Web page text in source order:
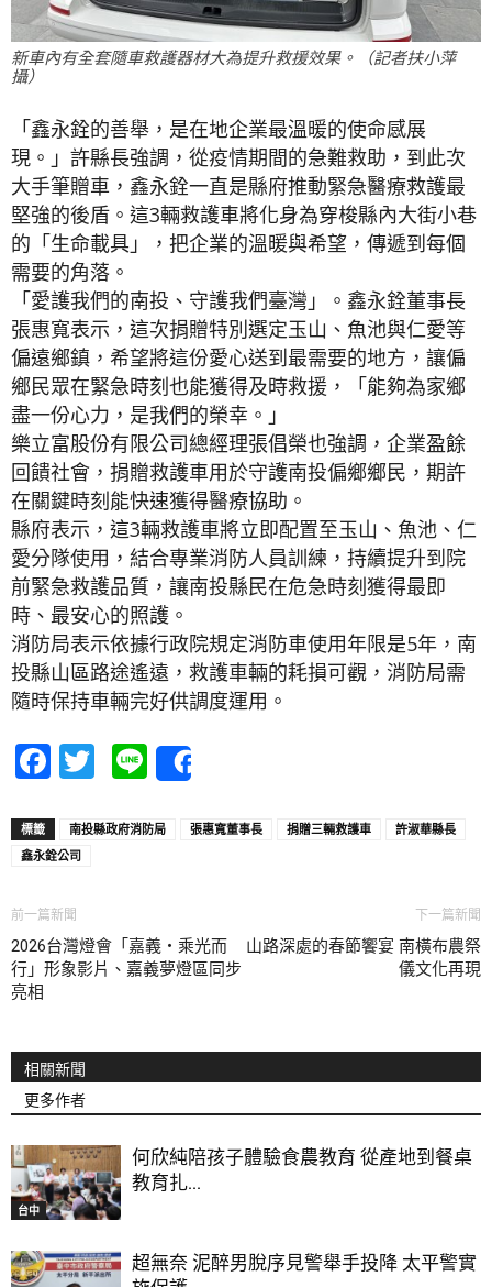
新車內有全套隨車救護器材大為提升救援效果。（記者扶小萍
攝）
「鑫永銓的善舉，是在地企業最溫暖的使命感展
現。」許縣長強調，從疫情期間的急難救助，到此次
大手筆贈車，鑫永銓一直是縣府推動緊急醫療救護最
堅強的後盾。這3輛救護車將化身為穿梭縣內大街小巷
的「生命載具」，把企業的溫暖與希望，傳遞到每個
需要的角落。
「愛護我們的南投、守護我們臺灣」。鑫永銓董事長
張惠寬表示，這次捐贈特別選定玉山、魚池與仁愛等
偏遠鄉鎮，希望將這份愛心送到最需要的地方，讓偏
鄉民眾在緊急時刻也能獲得及時救援，「能夠為家鄉
盡一份心力，是我們的榮幸。」
樂立富股份有限公司總經理張倡榮也強調，企業盈餘
回饋社會，捐贈救護車用於守護南投偏鄉鄉民，期許
在關鍵時刻能快速獲得醫療協助。
縣府表示，這3輛救護車將立即配置至玉山、魚池、仁
愛分隊使用，結合專業消防人員訓練，持續提升到院
前緊急救護品質，讓南投縣民在危急時刻獲得最即
時、最安心的照護。
消防局表示依據行政院規定消防車使用年限是5年，南
投縣山區路途遙遠，救護車輛的耗損可觀，消防局需
隨時保持車輛完好供調度運用。
Facebook
Twitter
Line
標籤 南投縣政府消防局 張惠寬董事長 捐贈三輛救護車
許淑華縣長
鑫永銓公司
前一篇新聞
2026台灣燈會「嘉義・乘光而
行」形象影片、嘉義夢燈區同步
亮相
下一篇新聞
山路深處的春節饗宴 南橫布農祭
儀文化再現
相關新聞
更多作者
台中
何欣純陪孩子體驗食農教育 從產地到餐桌
教育扎...
超無奈 泥醉男脫序見警舉手投降 太平警實